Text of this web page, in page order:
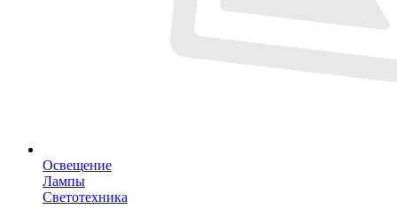
Освещение
Лампы
Светотехника